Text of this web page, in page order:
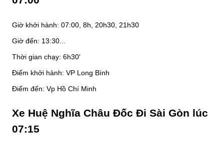
Giờ khởi hành: 07:00, 8h, 20h30, 21h30
Giờ đến: 13:30...
Thời gian chạy: 6h30′
Điểm khởi hành: VP Long Bình
Điểm đến: Vp Hồ Chí Minh
Xe Huệ Nghĩa Châu Đốc Đi Sài Gòn lúc
07:15